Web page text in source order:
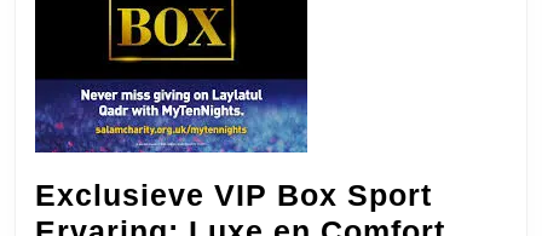
Exclusieve VIP Box Sport